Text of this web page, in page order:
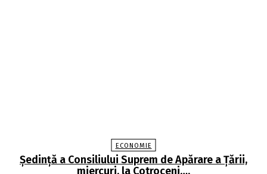
ECONOMIE
Şedinţă a Consiliului Suprem de Apărare a Ţării,
miercuri, la Cotroceni….